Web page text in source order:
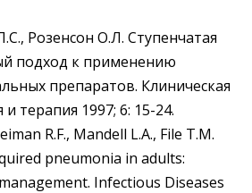
Розенсон О.Л. Ступенчатая
подход к применению
препаратов. Клиническая
терапия 1997; 6: 15-24.
R.F., Mandell L.A., File T.M.
pneumonia in adults:
Infectious Diseases